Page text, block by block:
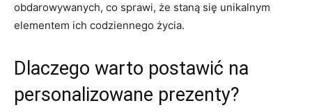
obdarowywanych, co sprawi, że staną się unikalnym
elementem ich codziennego życia.
Dlaczego warto postawić na
personalizowane prezenty?